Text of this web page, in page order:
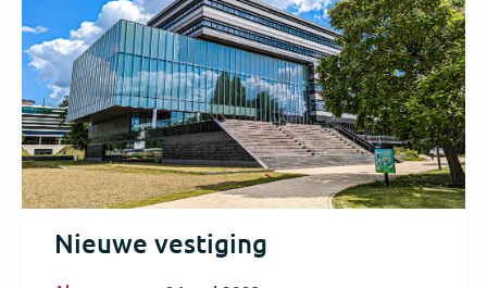
Nieuwe vestiging